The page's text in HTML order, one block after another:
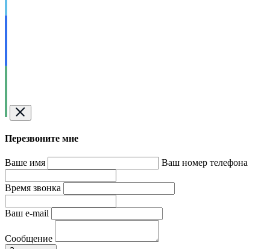
Перезвоните мне
Ваше имя Ваш номер телефона
Время звонка
Ваш e-mail
Сообщение